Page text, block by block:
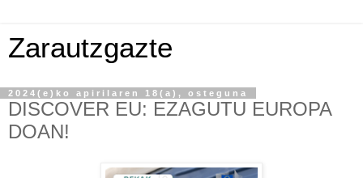
Zarautzgazte
2024(e)ko apirilaren 18(a), osteguna
DISCOVER EU: EZAGUTU EUROPA
DOAN!